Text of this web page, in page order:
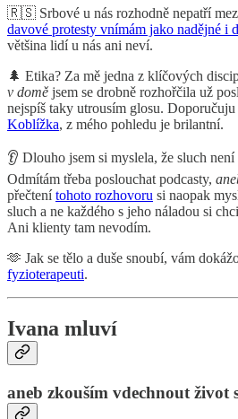
🇷🇸 Srbové u nás rozhodně nepatří
davové protesty vnímám jako nadějné i
většina lidí u nás ani neví.
🌲 Etika? Za mě jedna z klíčových
v domě jsem se drobně rozhořčila už
nejspíš taky utrousím glosu. Doporučuju
Koblížka, z mého pohledu je brilantní.
👂 Dlouho jsem si myslela, že sluch
Odmítám třeba poslouchat podcasty,
přečtenítohoto rozhovoru si naopak
sluch a ne každého s jeho náladou si
Ani klienty tam nevodím.
🫶 Jak se tělo a duše snoubí, vám
fyzioterapeuti.
Ivana mluví
aneb zkouším vdechnout život